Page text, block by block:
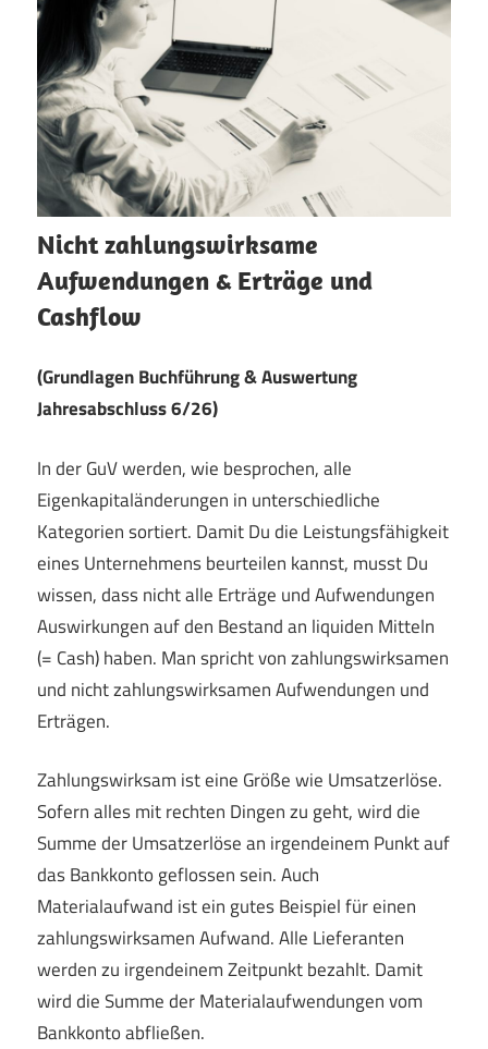
Nicht zahlungswirksame
Aufwendungen & Erträge und
Cashflow
(Grundlagen Buchführung & Auswertung
Jahresabschluss 6/26)
In der GuV werden, wie besprochen, alle
Eigenkapitaländerungen in unterschiedliche
Kategorien sortiert. Damit Du die Leistungsfähigkeit
eines Unternehmens beurteilen kannst, musst Du
wissen, dass nicht alle Erträge und Aufwendungen
Auswirkungen auf den Bestand an liquiden Mitteln
(= Cash) haben. Man spricht von zahlungswirksamen
und nicht zahlungswirksamen Aufwendungen und
Erträgen.
Zahlungswirksam ist eine Größe wie Umsatzerlöse.
Sofern alles mit rechten Dingen zu geht, wird die
Summe der Umsatzerlöse an irgendeinem Punkt auf
das Bankkonto geflossen sein. Auch
Materialaufwand ist ein gutes Beispiel für einen
zahlungswirksamen Aufwand. Alle Lieferanten
werden zu irgendeinem Zeitpunkt bezahlt. Damit
wird die Summe der Materialaufwendungen vom
Bankkonto abfließen.